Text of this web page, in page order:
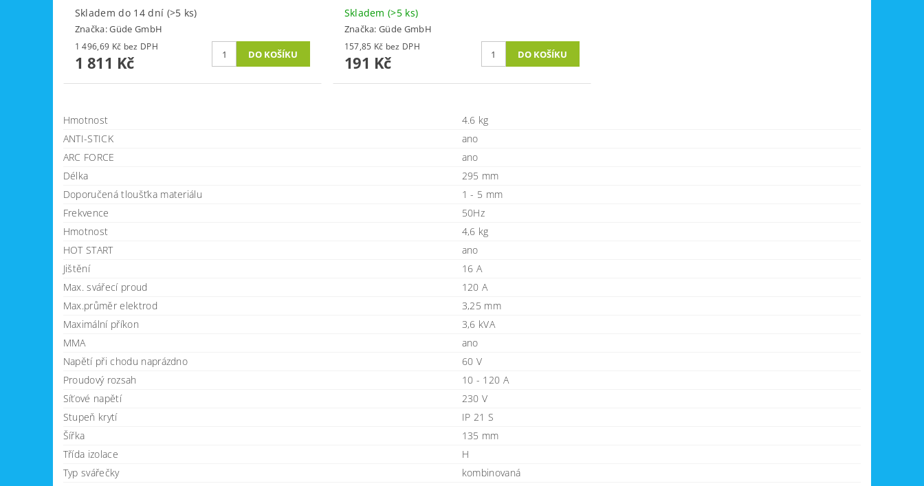
Skladem do 14 dní (>5 ks)
Značka:Güde GmbH
1 496,69 Kč bez DPH
1 811 Kč
Skladem(>5 ks)
Značka:Güde GmbH
157,85 Kč bez DPH
191 Kč
Hmotnost
4.6 kg
ANTI-STICK
ano
ARC FORCE
ano
Délka
295 mm
Doporučená tloušťka materiálu
1 - 5 mm
Frekvence
50Hz
Hmotnost
4,6 kg
HOT START
ano
Jištění
16 A
Max. svářecí proud
120 A
Max.průměr elektrod
3,25 mm
Maximální příkon
3,6 kVA
MMA
ano
Napětí při chodu naprázdno
60 V
Proudový rozsah
10 - 120 A
Síťové napětí
230 V
Stupeň krytí
IP 21 S
Šířka
135 mm
Třída izolace
H
Typ svářečky
kombinovaná